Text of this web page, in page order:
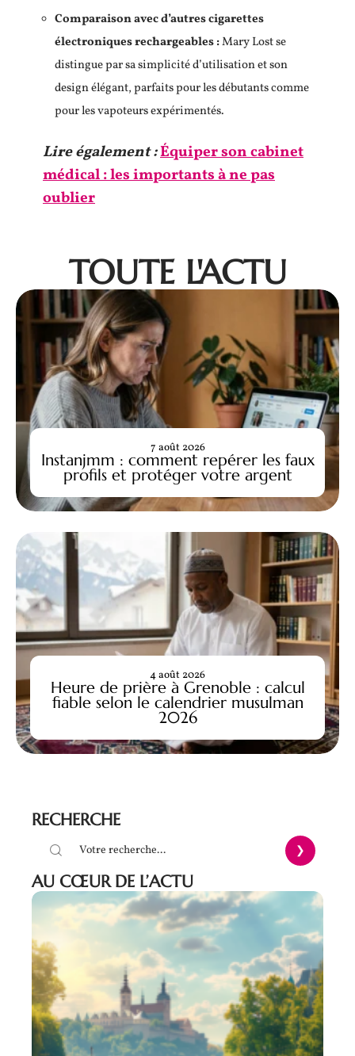
Comparaison avec d’autres cigarettes
électroniques rechargeables :Mary Lost se
distingue par sa simplicité d’utilisation et son
design élégant, parfaits pour les débutants comme
pour les vapoteurs expérimentés.
Lire également :Équiper son cabinet
médical : les importants à ne pas
oublier
TOUTE L'ACTU
Instanjmm : comment repérer les faux
profils et protéger votre argent
7 août 2026
Heure de prière à Grenoble : calcul
fiable selon le calendrier musulman
2026
4 août 2026
RECHERCHE
AU CŒUR DE L’ACTU